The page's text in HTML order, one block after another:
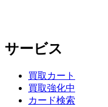
サービス
買取カート
買取強化中
カード検索